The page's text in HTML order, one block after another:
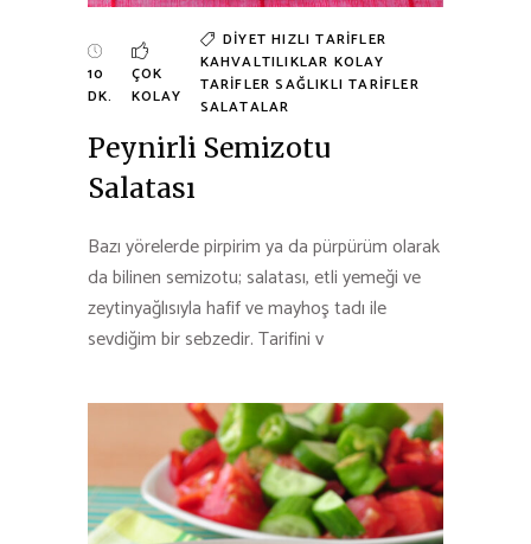
10
DK.
ÇOK
KOLAY
DIYETHIZLI TARIFLER
KAHVALTILIKLAR KOLAY
TARIFLERSAĞLIKLI TARIFLER
SALATALAR
Peynirli Semizotu
Salatası
Bazı yörelerde pirpirim ya da pürpürüm olarak
da bilinen semizotu; salatası, etli yemeği ve
zeytinyağlısıyla hafif ve mayhoş tadı ile
sevdiğim bir sebzedir. Tarifini v